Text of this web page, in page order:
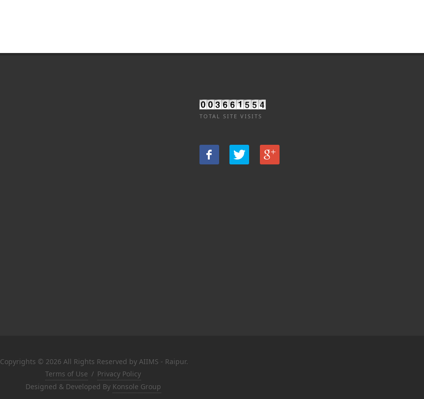
TOTAL SITE VISITS
Copyrights © 2026 All Rights Reserved by AIIMS - Raipur.
Terms of Use / Privacy Policy
Designed & Developed By Konsole Group